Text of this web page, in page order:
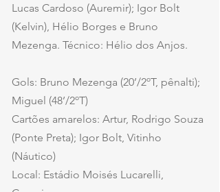
Lucas Cardoso (Auremir); Igor Bolt
(Kelvin), Hélio Borges e Bruno
Mezenga. Técnico: Hélio dos Anjos.
Gols: Bruno Mezenga (20’/2ºT, pênalti);
Miguel (48’/2ºT)
Cartões amarelos: Artur, Rodrigo Souza
(Ponte Preta); Igor Bolt, Vitinho
(Náutico)
Local: Estádio Moisés Lucarelli,